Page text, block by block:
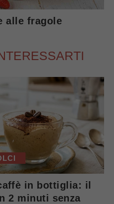
alle fragole
in bottiglia: il
2 minuti senza